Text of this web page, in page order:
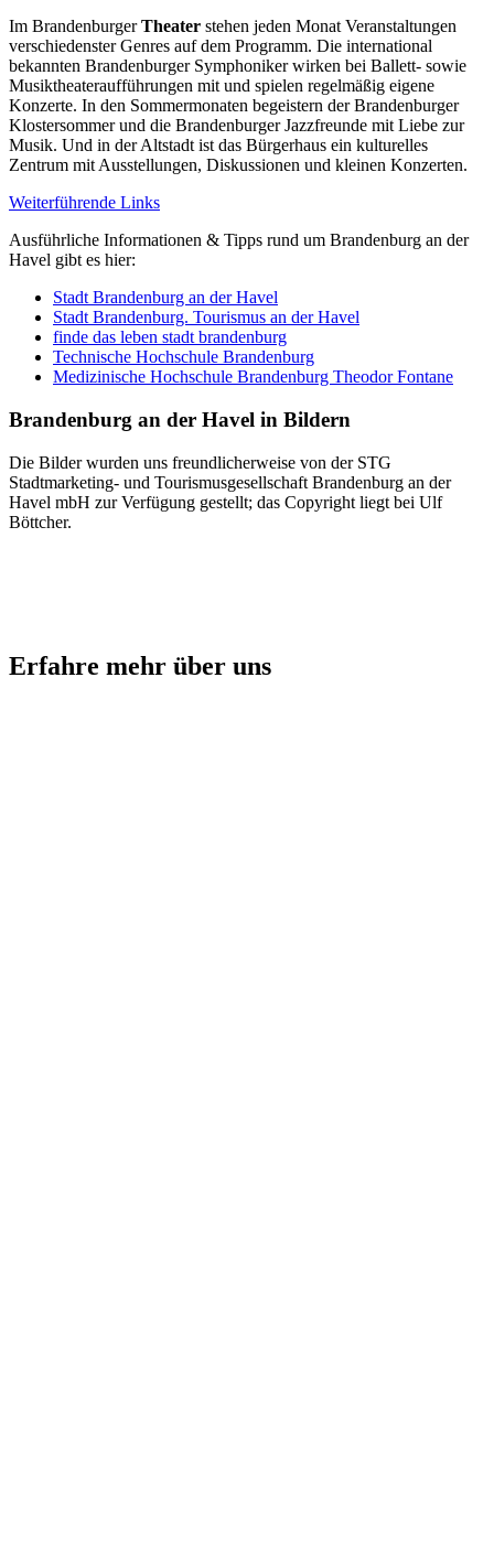
Im BrandenburgerTheater stehen jeden Monat Veranstaltungen
verschiedenster Genres auf dem Programm. Die international
bekannten Brandenburger Symphoniker wirken bei Ballett- sowie
Musiktheateraufführungen mit und spielen regelmäßig eigene
Konzerte. In den Sommermonaten begeistern der Brandenburger
Klostersommer und die Brandenburger Jazzfreunde mit Liebe zur
Musik. Und in der Altstadt ist das Bürgerhaus ein kulturelles
Zentrum mit Ausstellungen, Diskussionen und kleinen Konzerten.
Weiterführende Links
Ausführliche Informationen & Tipps rund um Brandenburg an der
Havel gibt es hier:
Stadt Brandenburg an der Havel
Stadt Brandenburg. Tourismus an der Havel
finde das leben stadt brandenburg
Technische Hochschule Brandenburg
Medizinische Hochschule Brandenburg Theodor Fontane
Brandenburg an der Havel in Bildern
Die Bilder wurden uns freundlicherweise von der STG
Stadtmarketing- und Tourismusgesellschaft Brandenburg an der
Havel mbH zur Verfügung gestellt; das Copyright liegt bei Ulf
Böttcher.
Erfahre mehr über uns